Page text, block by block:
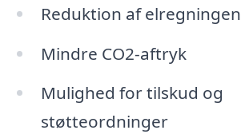
Reduktion af elregningen
Mindre CO2-aftryk
Mulighed for tilskud og
støtteordninger